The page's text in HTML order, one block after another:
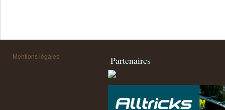
Mentions légales Partenaires